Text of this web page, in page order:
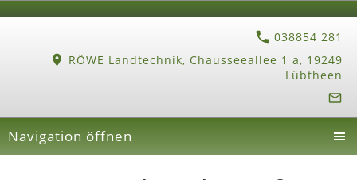
038854 281
RÖWE Landtechnik, Chausseeallee 1 a, 19249
Lübtheen
Navigation öffnen